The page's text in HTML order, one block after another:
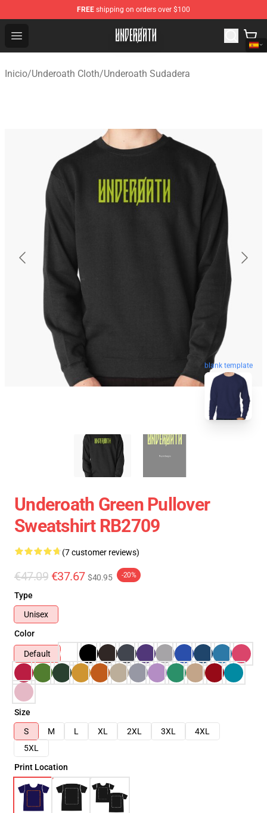
FREE shipping on orders over $100
Open menu
Underoath Store - Official Underoath Merchandise Shop
Inicio/Underoath Cloth/Underoath Sudadera
blank template
Underoath Green Pullover
Sweatshirt RB2709
(7 customer reviews)
€47.09 €37.67 $40.95 -20%
Type
Unisex
Color
Default
Size
S
M L XL 2XL 3XL
4XL
5XL
Print Location